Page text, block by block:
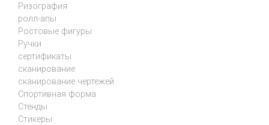
Ризография
ролл-апы
Ростовые фигуры
Ручки
сертификаты
сканирование
сканирование чертежей
Спортивная форма
Стенды
Стикеры